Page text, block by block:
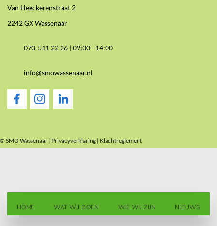
Van Heeckerenstraat 2
2242 GX Wassenaar
070-511 22 26 |09:00 - 14:00
info@smowassenaar.nl
© SMO Wassenaar | Privacyverklaring | Klachtreglement
HOME WAT WIJ DOEN WIE WIJ ZIJN NIEUWS